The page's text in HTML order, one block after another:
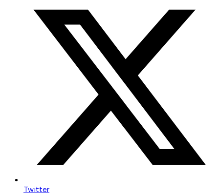
Twitter